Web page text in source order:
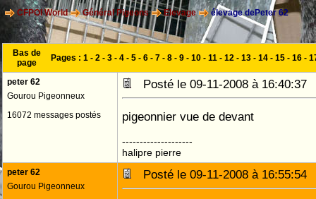
CFPOI World Général Pigeons Elevage élevage dePeter 62
Bas de
page
Pages : 1 - 2 - 3 - 4 - 5 - 6 - 7 - 8 - 9 - 10 - 11 - 12 - 13 - 14 - 15 - 16 -
peter 62
Gourou Pigeonneux
16072 messages postés
Posté le 09-11-2008 à
pigeonnier vue de devant
--------------------
halipre pierre
peter 62
Gourou Pigeonneux
Posté le 09-11-2008 à